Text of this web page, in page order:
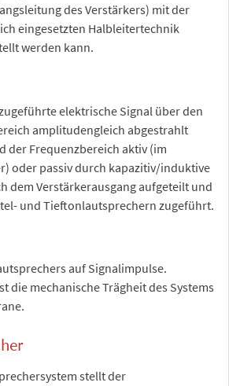
des Verstärkers) mit der
eingesetzten Halbleitertechnik
werden kann.
elektrische Signal über den
amplitudengleich abgestrahlt
der Frequenzbereich aktiv (im
oder passiv durch kapazitiv/induktive
dem Verstärkerausgang aufgeteilt und
und Tieftonlautsprechern zugeführt.
auf Signalimpulse.
die mechanische Trägheit des Systems
stellt der